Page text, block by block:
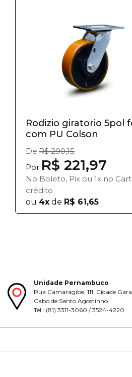
Rodizio giratorio 5pol
com PU Colson
De R$ 290,15
Por R$ 221,97
No Boleto, Pix ou 1x no
crédito
ou 4x de R$ 61,65
Unidade Pernambuco
Rua Camaragibe, 111, Cidade
Cabo de Santo Agostinho.
Tel.: (81) 3311-3060 / 3524-4220